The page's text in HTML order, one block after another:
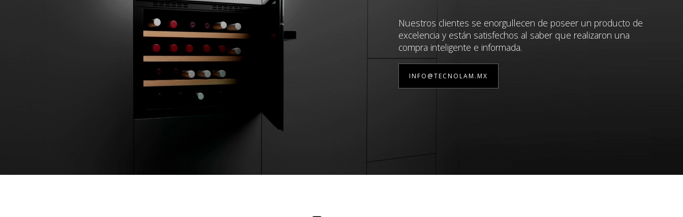
Nuestros clientes se enorgullecen de poseer un producto de
excelencia y están satisfechos al saber que realizaron una
compra inteligente e informada.
INFO@TECNOLAM.MX